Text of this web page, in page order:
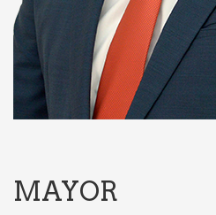
MAYOR